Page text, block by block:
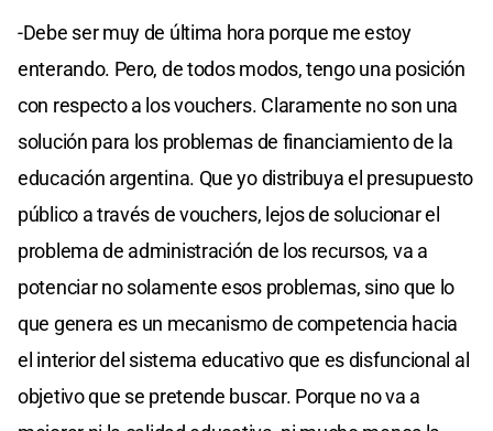
-Debe ser muy de última hora porque me estoy
enterando. Pero, de todos modos, tengo una posición
con respecto a los vouchers. Claramente no son una
solución para los problemas de financiamiento de la
educación argentina. Que yo distribuya el presupuesto
público a través de vouchers, lejos de solucionar el
problema de administración de los recursos, va a
potenciar no solamente esos problemas, sino que lo
que genera es un mecanismo de competencia hacia
el interior del sistema educativo que es disfuncional al
objetivo que se pretende buscar. Porque no va a